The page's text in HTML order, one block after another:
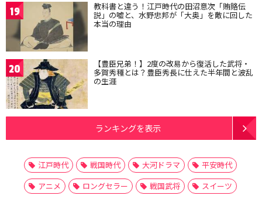
19 教科書と違う！江戸時代の田沼意次「賄賂伝
説」の嘘と、水野忠邦が「大奥」を敵に回した
本当の理由
20 【豊臣兄弟！】2度の改易から復活した武将・
多賀秀種とは？豊臣秀長に仕えた半年間と波乱
の生涯
ランキングを表示
江戸時代 戦国時代 大河ドラマ
平安時代
アニメ
ロングセラー 戦国武将
スイーツ